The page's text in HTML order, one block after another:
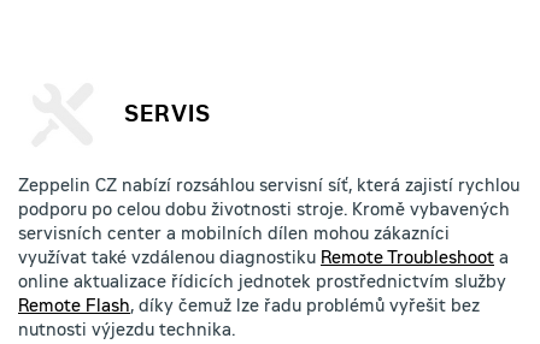
SERVIS
Zeppelin CZ nabízí rozsáhlou servisní síť, která zajistí rychlou
podporu po celou dobu životnosti stroje. Kromě vybavených
servisních center a mobilních dílen mohou zákazníci
využívat také vzdálenou diagnostiku Remote Troubleshoot a
online aktualizace řídicích jednotek prostřednictvím služby
Remote Flash, díky čemuž lze řadu problémů vyřešit bez
nutnosti výjezdu technika.